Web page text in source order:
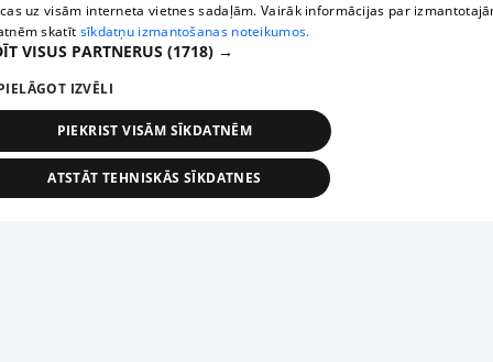
uz visām interneta vietnes sadaļām. Vairāk informācijas par
skatīt sīkdatņu izmantošanas noteikumos.
VISUS PARTNERUS (1718) →
IZVĒLI
PIEKRIST VISĀM SĪKDATNĒM
ATSTĀT TEHNISKĀS SĪKDATNES